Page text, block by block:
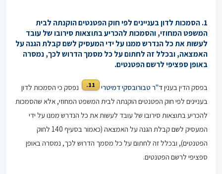
1. הסמכות לדון בעניינים לפי חוק הפטנטים הוקנתה לבית
המשפט המחוזי, והסמכות להכריע בתוצאות סירובו של עובד
לעשות את כל הנדרש ממנו על ידי המעסיק לשם קבלת הגנה על
האמצאה, ובכלל זה לחתום על כל מסמך הדרוש לכך, נמסרה
באופן ספציפי לרשם הפטנטים.
בפסק הדין בעניןד"ר טבורובסקי דמיטרי 11.
נפסק כי הסמכות לדון
בעניינים לפי חוק הפטנטים הוקנתה לבית המשפט המחוזי, אלא שהסמכות
להכריע בתוצאות סירובו של עובד לעשות את כל הנדרש ממנו על ידי
המעסיק לשם קבלת הגנה על האמצאה (כאמור בסעיף 140 לחוק
הפטנטים), ובכלל זה לחתום על כל מסמך הדרוש לכך, נמסרה באופן
ספציפי לרשם הפטנטים.